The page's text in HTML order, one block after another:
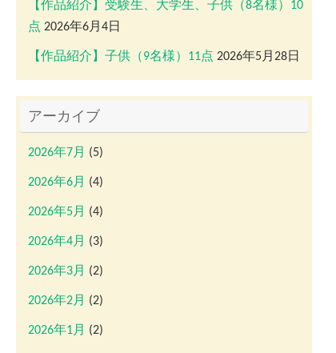
【作品紹介】受験生、大学生、子供（8名様）10
点 2026年6月4日
【作品紹介】子供（9名様）11点 2026年5月28日
アーカイブ
2026年7月 (5)
2026年6月 (4)
2026年5月 (4)
2026年4月 (3)
2026年3月 (2)
2026年2月 (2)
2026年1月 (2)